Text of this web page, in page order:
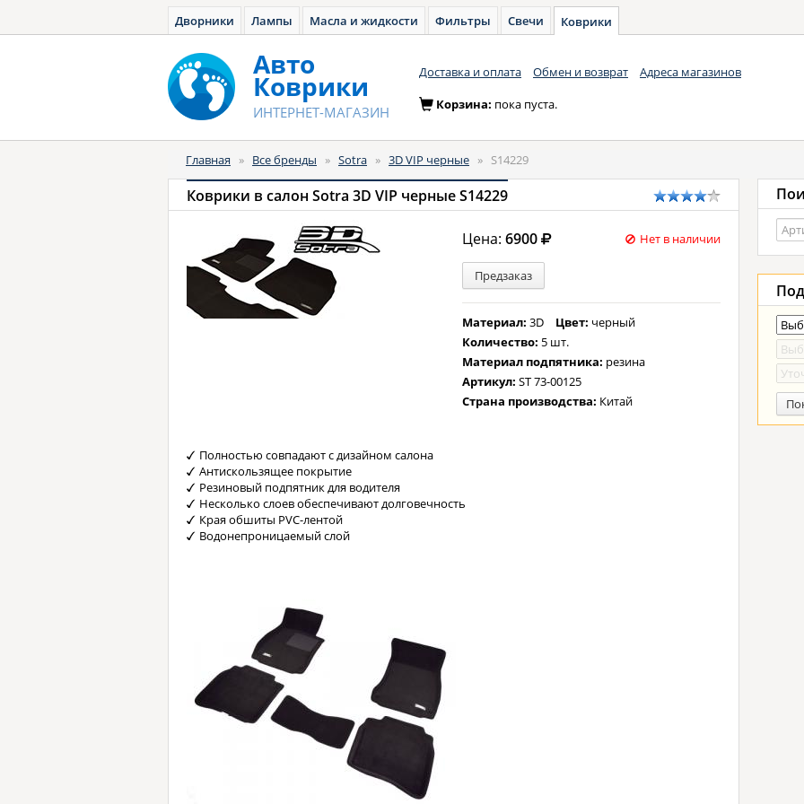
Дворники Лампы Масла и жидкости Фильтры Свечи Коврики
Авто
Коврики
ИНТЕРНЕТ-МАГАЗИН
Доставка и оплата Обмен и возврат Адреса магазинов
Корзина: пока пуста.
Главная » Все бренды » Sotra » 3D VIP черные » S14229
Коврики в салон Sotra 3D VIP черные S14229
Цена:6900 Нет в наличии
Предзаказ
Материал:3D Цвет: черный
Количество: 5 шт.
Материал подпятника: резина
Артикул:ST 73-00125
Страна производства: Китай
Полностью совпадают с дизайном салона
Антискользящее покрытие
Резиновый подпятник для водителя
Несколько слоев обеспечивают долговечность
Края обшиты PVC-лентой
Водонепроницаемый слой